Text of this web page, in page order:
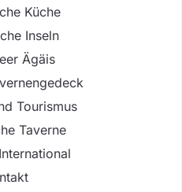
Küche
Inseln
Ägäis
Tourismus
Taverne